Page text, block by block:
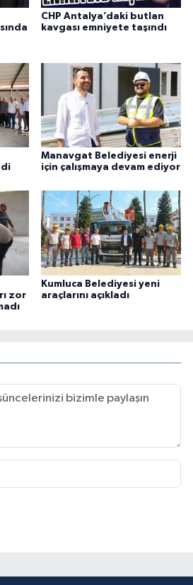
CHP Antalya’daki butlan
kavgası emniyete taşındı
Manavgat Belediyesi enerji
için çalışmaya devam ediyor
zor
Kumluca Belediyesi yeni
araçlarını açıkladı